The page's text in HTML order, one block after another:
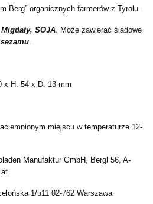
Berg” organicznych farmerów z Tyrolu.
SOJA . Może zawierać śladowe
x H: 54 x D: 13 mm
miejscu w temperaturze 12-
Manufaktur GmbH, Bergl 56, A-
1/u11 02-762 Warszawa